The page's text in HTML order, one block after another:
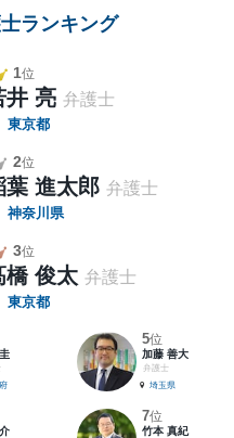
ランキング
1位
井 亮 弁護士
東京都
2位
葉 進太郎 弁護士
神奈川県
3位
橋 俊太 弁護士
東京都
5位
加藤 善大
弁護士
埼玉県
7位
竹本 真紀